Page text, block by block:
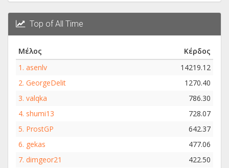
Top of All Time
Μέλος
Κέρδος
1. asenlv
14219.12
2. GeorgeDelit
1270.40
3. valqka
786.30
4. shumi13
728.07
5. ProstGP
642.37
6. gekas
477.06
7. dimgeor21
422.50